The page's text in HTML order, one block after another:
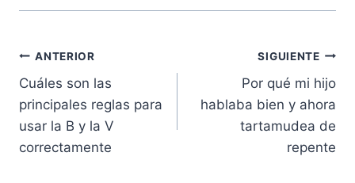
Navegación
de
entradas
ANTERIOR
Cuáles son las
principales reglas para
usar la B y la V
correctamente
SIGUIENTE
Por qué mi hijo
hablaba bien y ahora
tartamudea de
repente